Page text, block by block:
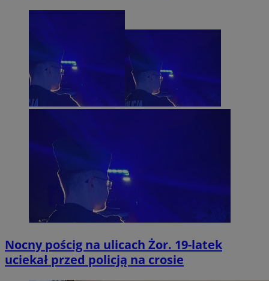
Nocny pościg na ulicach Żor. 19-latek
uciekał przed policją na crosie